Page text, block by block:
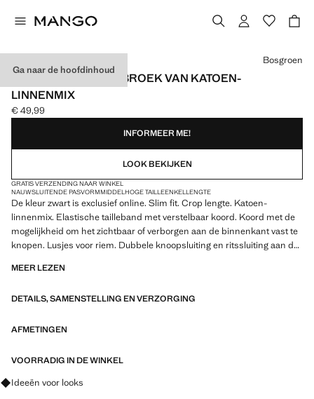
Ga naar de hoofdinhoud
SLIM-FIT CROPPED BROEK VAN KATOEN-
LINNENMIX
Huidige prijs [€ 49,99 ]
€ 49,99
Kies een kleur
Bosgroen
INFORMEER ME!
LOOK BEKIJKEN
GRATIS VERZENDING NAAR WINKEL
NAUWSLUITENDE PASVORMMIDDELHOGE TAILLEENKELLENGTE
De kleur zwart is exclusief online. Slim fit. Crop lengte. Katoen-
linnenmix. Elastische tailleband met verstelbaar koord. Koord met de
mogelijkheid om het zichtbaar of verborgen aan de binnenkant vast te
knopen. Lusjes voor riem. Dubbele knoopsluiting en ritssluiting aan de
paspelzakken met knoop aan de achterkant. Product in de uitverkoop
MEER LEZEN
DETAILS, SAMENSTELLING EN VERZORGING
AFMETINGEN
VOORRADIG IN DE WINKEL
Vraag om outfitideeën, kledingstukken en trends
Ideeën voor looks